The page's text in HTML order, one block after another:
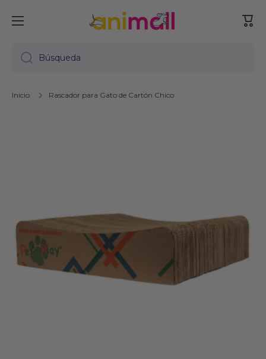
Ir directamente al contenido
Búsqueda
Inicio Rascador para Gato de Cartón Chico